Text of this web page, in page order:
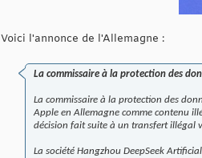
Voici l'annonce de l'Allemagne :
La commissaire à la protection des
La commissaire à la protection des
Apple en Allemagne comme contenu
décision fait suite à un transfert illégal
La société Hangzhou DeepSeek